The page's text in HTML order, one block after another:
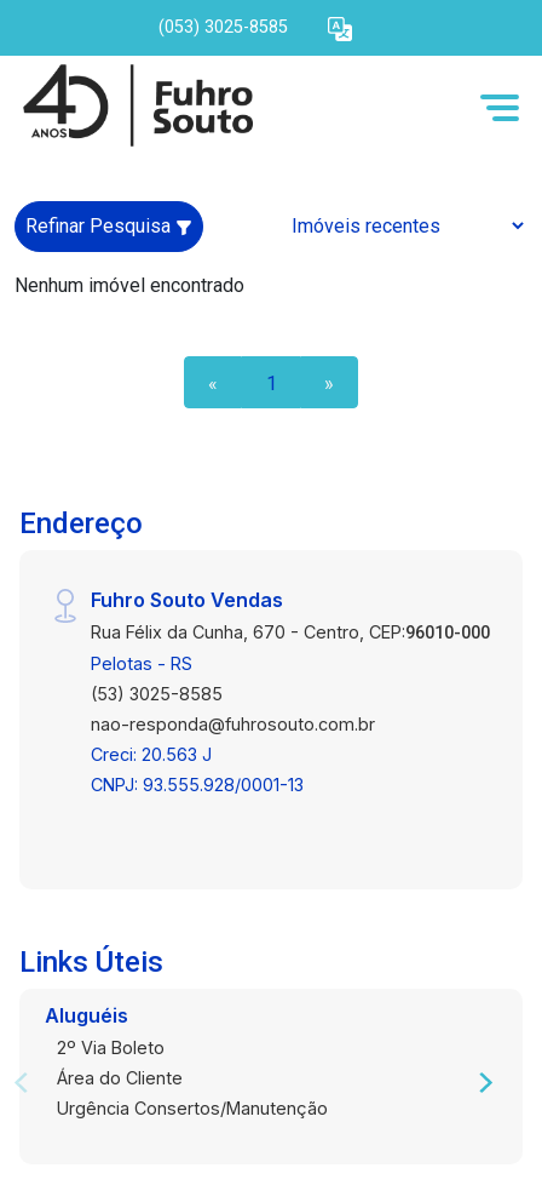
(053) 3025-8585
Refinar Pesquisa
Nenhum imóvel encontrado
« 1 »
Endereço
Fuhro Souto Vendas
Rua Félix da Cunha, 670 - Centro, CEP:96010-000
Pelotas - RS
(53) 3025-8585
nao-responda@fuhrosouto.com.br
Creci: 20.563 J
CNPJ: 93.555.928/0001-13
Links Úteis
Aluguéis
2º Via Boleto
Área do Cliente
Urgência Consertos/Manutenção